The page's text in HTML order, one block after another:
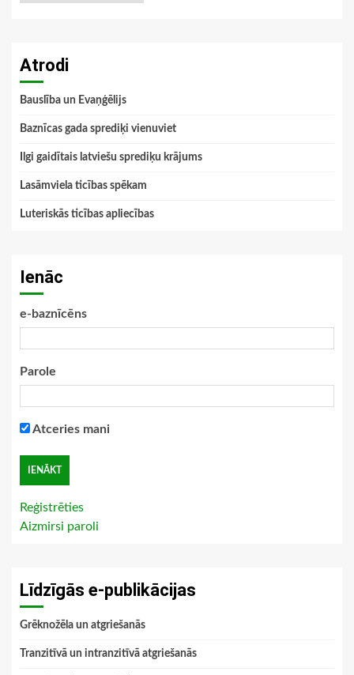
Atrodi
Bauslība un Evaņģēlijs
Baznīcas gada sprediķi vienuviet
Ilgi gaidītais latviešu sprediķu krājums
Lasāmviela ticības spēkam
Luteriskās ticības apliecības
Ienāc
e-baznīcēns
Parole
Atceries mani
Reģistrēties
Aizmirsi paroli
Līdzīgās e-publikācijas
Grēknožēla un atgriešanās
Tranzitīvā un intranzitīvā atgriešanās